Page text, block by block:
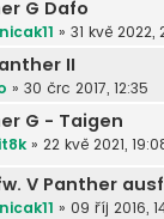
G Dafo
» 31 kvě 2022,
II
» 30 črc 2017, 12:35
G - Taigen
» 22 kvě 2021,
V Panther
» 09 říj 2016,